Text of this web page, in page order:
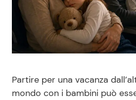
News Spettacolo
Benessere
Moda e Style
Partire per una vacanza
mondo con i bambini può